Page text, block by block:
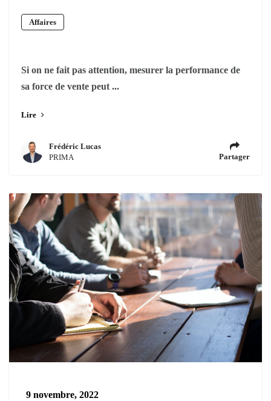
Affaires
Si on ne fait pas attention, mesurer la performance de
sa force de vente peut ...
Lire
Frédéric Lucas
PRIMA
Partager
9 novembre, 2022